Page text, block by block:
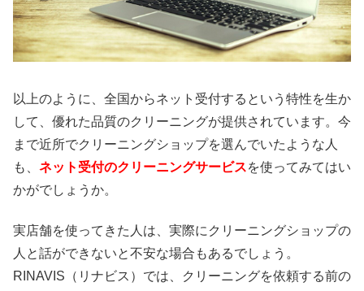
以上のように、全国からネット受付するという特性を生か
して、優れた品質のクリーニングが提供されています。今
まで近所でクリーニングショップを選んでいたような人
も、 ネット受付のクリーニングサービスを使ってみてはい
かがでしょうか。
実店舗を使ってきた人は、実際にクリーニングショップの
人と話ができないと不安な場合もあるでしょう。
RINAVIS（リナビス）では、クリーニングを依頼する前の